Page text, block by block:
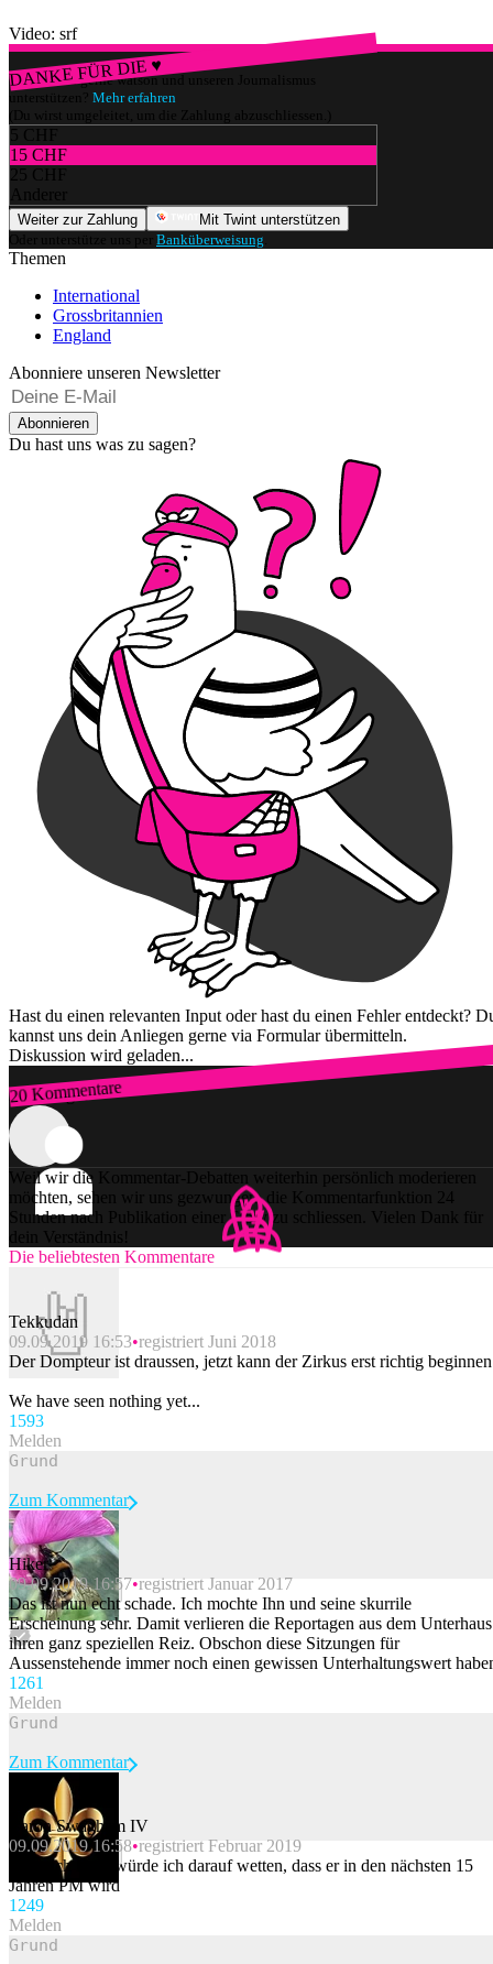
Video: srf
DANKE FÜR DIE ♥
Würdest du gerne watson und unseren Journalismus
unterstützen? Mehr erfahren
(Du wirst umgeleitet, um die Zahlung abzuschliessen.)
5 CHF
15 CHF
25 CHF
Anderer
Weiter zur Zahlung
Mit Twint unterstützen
Oder unterstütze uns per Banküberweisung
Themen
International
Grossbritannien
England
Abonniere unseren Newsletter
Abonnieren
Du hast uns was zu sagen?
Hast du einen relevanten Input oder hast du einen Fehler entdeckt?
kannst uns dein Anliegen gerne via Formular übermitteln.
Diskussion wird geladen...
20 Kommentare
Zum Login
Weil wir die Kommentar-Debatten weiterhin persönlich moderieren
möchten, sehen wir uns gezwungen, die Kommentarfunktion 24
Stunden nach Publikation einer Story zu schliessen. Vielen Dank für
dein Verständnis!
Die beliebtesten Kommentare
Tekkudan
09.09.2019 16:53 registriert Juni 2018
Der Dompteur ist draussen, jetzt kann der Zirkus erst richtig
We have seen nothing yet...
1593
Melden
Beitrag melden
Zum Kommentar
Hiker
09.09.2019 16:57 registriert Januar 2017
Das ist nun echt schade. Ich mochte Ihn und seine skurrile
Erscheinung sehr. Damit verlieren die Reportagen aus dem Unterhaus
ihren ganz speziellen Reiz. Obschon diese Sitzungen für
Aussenstehende immer noch einen gewissen Unterhaltungswert
1261
Melden
Beitrag melden
Zum Kommentar
Baron Swagham IV
09.09.2019 16:58 registriert Februar 2019
Wäre ich Brite würde ich darauf wetten, dass er in den nächsten 15
Jahren PM wird
1249
Melden